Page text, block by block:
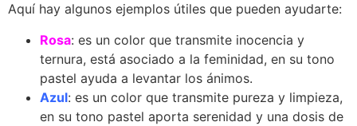
Aquí hay algunos ejemplos útiles que pueden ayudarte:
Rosa: es un color que transmite inocencia y
ternura, está asociado a la feminidad, en su tono
pastel ayuda a levantar los ánimos.
Azul: es un color que transmite pureza y limpieza,
en su tono pastel aporta serenidad y una dosis de